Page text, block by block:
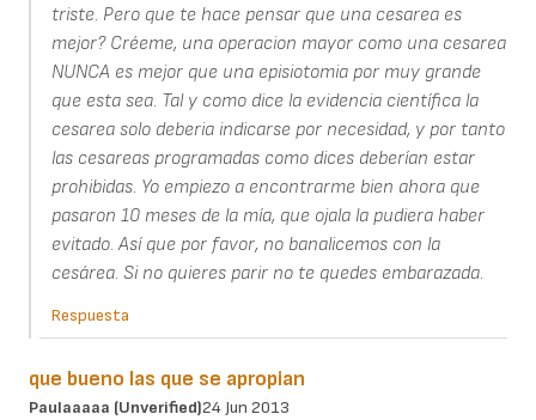
triste. Pero que te hace pensar que una cesarea es
mejor? Créeme, una operacion mayor como una cesarea
NUNCA es mejor que una episiotomia por muy grande
que esta sea. Tal y como dice la evidencia científica la
cesarea solo deberia indicarse por necesidad, y por tanto
las cesareas programadas como dices deberían estar
prohibidas. Yo empiezo a encontrarme bien ahora que
pasaron 10 meses de la mía, que ojala la pudiera haber
evitado. Así que por favor, no banalicemos con la
cesárea. Si no quieres parir no te quedes embarazada.
Respuesta
que bueno las que se apropian
Paulaaaaa (unverified)24 Jun 2013